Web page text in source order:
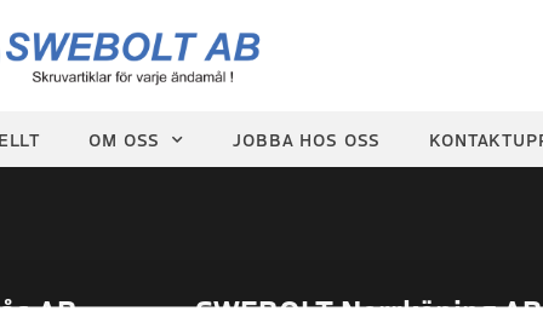
OM OSS JOBBA HOS OSS
AB SWEBOLT Norrköping AB